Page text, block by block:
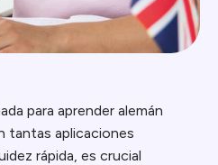
para aprender alemán
tantas aplicaciones
rápida, es crucial